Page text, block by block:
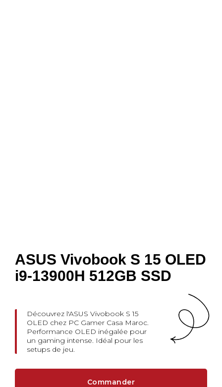
ASUS Vivobook S 15 OLED
i9-13900H 512GB SSD
Découvrez l'ASUS Vivobook S 15
OLED chez PC Gamer Casa Maroc.
Performance OLED inégalée pour
un gaming intense. Idéal pour les
setups de jeu.
Commander